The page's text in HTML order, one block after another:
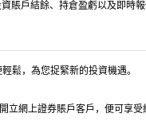
賬戶結餘、持倉盈虧以及即時
鬆，為您捉緊新的投資機遇。
立網上證券賬戶客戶，便可享